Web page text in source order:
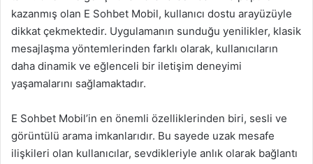
kazanmış olan E Sohbet Mobil, kullanıcı dostu arayüzüyle
dikkat çekmektedir. Uygulamanın sunduğu yenilikler, klasik
mesajlaşma yöntemlerinden farklı olarak, kullanıcıların
daha dinamik ve eğlenceli bir iletişim deneyimi
yaşamalarını sağlamaktadır.
E Sohbet Mobil’in en önemli özelliklerinden biri, sesli ve
görüntülü arama imkanlarıdır. Bu sayede uzak mesafe
ilişkileri olan kullanıcılar, sevdikleriyle anlık olarak bağlantı